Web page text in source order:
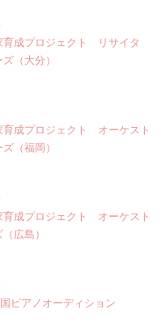
育成プロジェクト リサイタ
（大分）
育成プロジェクト オーケスト
（福岡）
育成プロジェクト オーケスト
広島）
ピアノオーディション